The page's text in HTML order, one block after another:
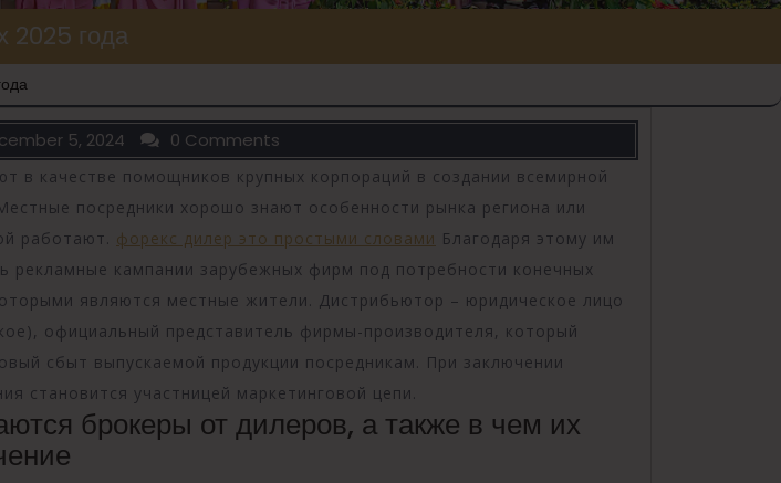
2025 года
5, 2024 0 Comments
в качестве помощников крупных корпораций в создании всемирной
посредники хорошо знают особенности рынка региона или
работают. форекс дилер это простыми словами Благодаря этому им
рекламные кампании зарубежных фирм под потребности конечных
являются местные жители. Дистрибьютор – юридическое лицо
официальный представитель фирмы-производителя, который
сбыт выпускаемой продукции посредникам. При заключении
становится участницей маркетинговой цепи.
брокеры от дилеров, а также в чем их